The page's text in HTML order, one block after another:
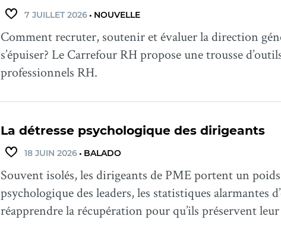
7 JUILLET 2026• NOUVELLE
Comment recruter, soutenir et évaluer la direction
s’épuiser? Le Carrefour RH propose une trousse
professionnels RH.
La détresse psychologique des dirigeants
18 JUIN 2026• BALADO
Souvent isolés, les dirigeants de PME portent un
psychologique des leaders, les statistiques alarmantes
réapprendre la récupération pour qu’ils préservent